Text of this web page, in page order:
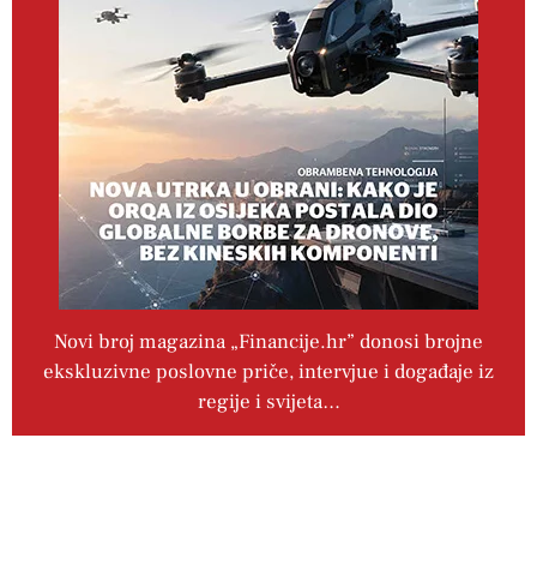
Novi broj magazina „Financije.hr” donosi brojne
ekskluzivne poslovne priče, intervjue i događaje iz
regije i svijeta…